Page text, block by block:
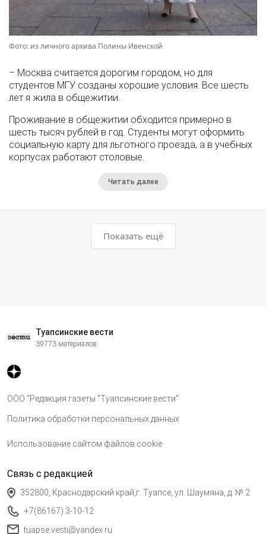
Фото: из личного архива Полины Ивенской
– Москва считается дорогим городом, но для
студентов МГУ созданы хорошие условия. Все шесть
лет я жила в общежитии.
Проживание в общежитии обходится примерно в
шесть тысяч рублей в год. Студенты могут оформить
социальную карту для льготного проезда, а в учебных
корпусах работают столовые.
Читать далее
Показать ещё
Туапсинские вести
39773 материалов
ООО "Редакция газеты "Туапсинские вести"
Политика обработки персональных данных
Использование сайтом файлов cookie
Связь с редакцией
352800, Краснодарский край,г. Туапсе, ул. Шаумяна, д. № 2
+7(86167) 3-10-12
tuapse.vesti@yandex.ru